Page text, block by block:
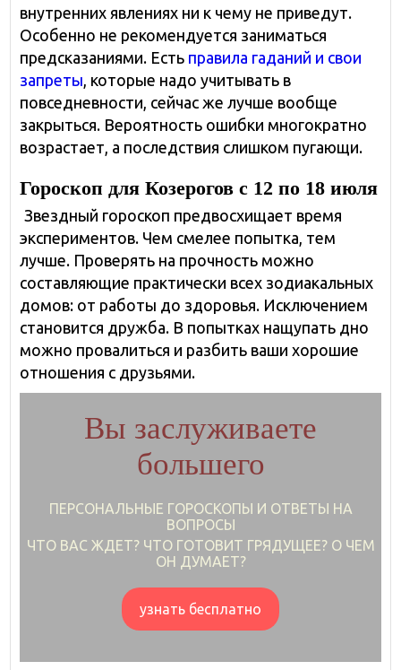
внутренних явлениях ни к чему не приведут.
Особенно не рекомендуется заниматься
предсказаниями. Есть правила гаданий и свои
запреты, которые надо учитывать в
повседневности, сейчас же лучше вообще
закрыться. Вероятность ошибки многократно
возрастает, а последствия слишком пугающи.
Гороскоп для Козерогов с 12 по 18 июля
Звездный гороскоп предвосхищает время
экспериментов. Чем смелее попытка, тем
лучше. Проверять на прочность можно
составляющие практически всех зодиакальных
домов: от работы до здоровья. Исключением
становится дружба. В попытках нащупать дно
можно провалиться и разбить ваши хорошие
отношения с друзьями.
Вы заслуживаете
большего
ПЕРСОНАЛЬНЫЕ ГОРОСКОПЫ И ОТВЕТЫ НА
ВОПРОСЫ
ЧТО ВАС ЖДЕТ? ЧТО ГОТОВИТ ГРЯДУЩЕЕ? О ЧЕМ
ОН ДУМАЕТ?
узнать бесплатно